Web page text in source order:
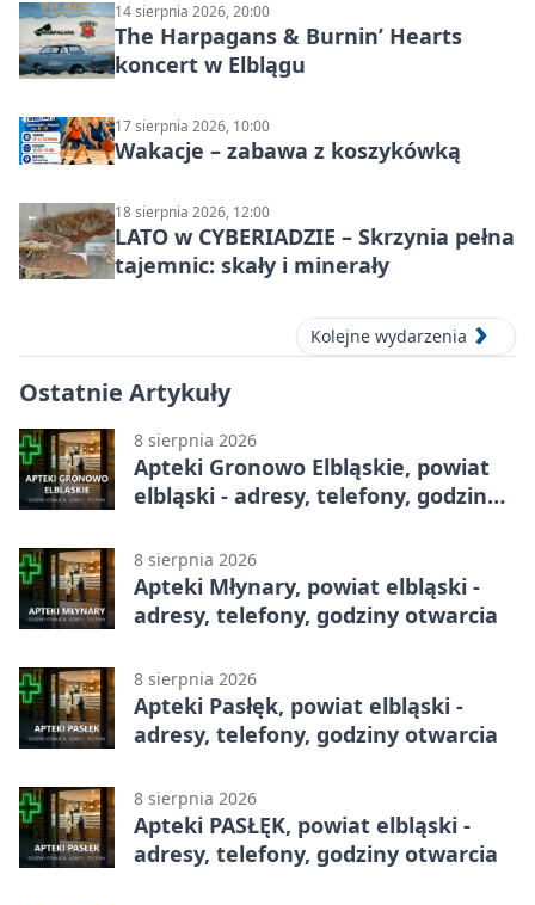
14 sierpnia 2026, 20:00
The Harpagans & Burnin’ Hearts
koncert w Elblągu
17 sierpnia 2026, 10:00
Wakacje – zabawa z koszykówką
18 sierpnia 2026, 12:00
LATO w CYBERIADZIE – Skrzynia pełna
tajemnic: skały i minerały
Kolejne wydarzenia
Ostatnie Artykuły
8 sierpnia 2026
Apteki Gronowo Elbląskie, powiat
elbląski - adresy, telefony, godziny
8 sierpnia 2026
Apteki Młynary, powiat elbląski -
adresy, telefony, godziny otwarcia
8 sierpnia 2026
Apteki Pasłęk, powiat elbląski -
adresy, telefony, godziny otwarcia
8 sierpnia 2026
Apteki PASŁĘK, powiat elbląski -
adresy, telefony, godziny otwarcia